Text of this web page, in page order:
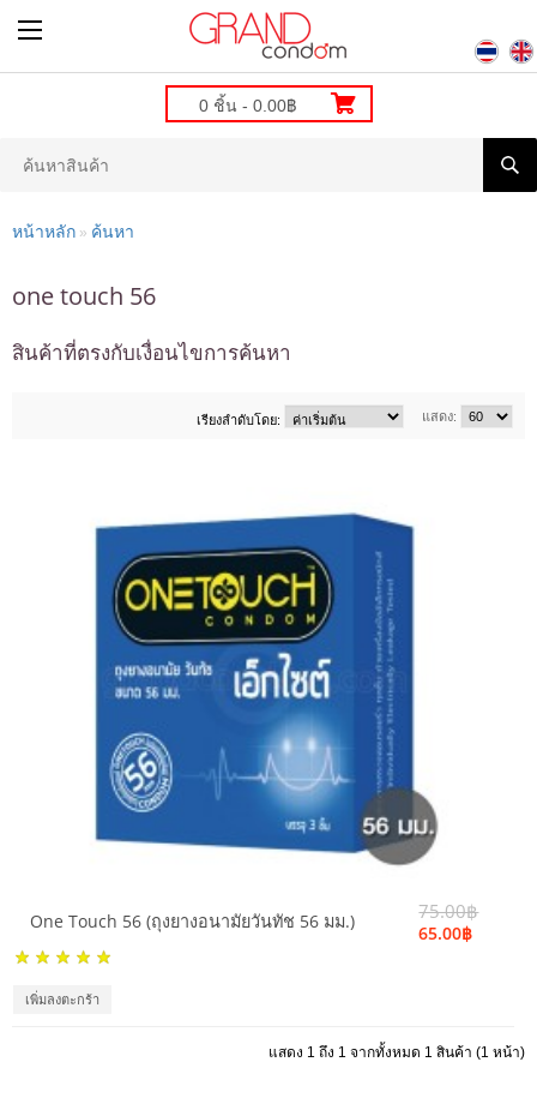
0 ชิ้น - 0.00฿
หน้าหลัก » ค้นหา
one touch 56
สินค้าที่ตรงกับเงื่อนไขการค้นหา
แสดง:
เรียงลำดับโดย:
One Touch 56 (ถุงยางอนามัยวันทัช 56 มม.) 75.00฿
65.00฿
เพิ่มลงตะกร้า
แสดง 1 ถึง 1 จากทั้งหมด 1 สินค้า (1 หน้า)